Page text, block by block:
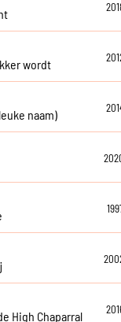
wordt
naam)
High Chaparral